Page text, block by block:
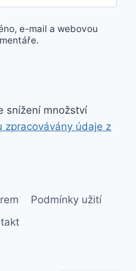
e-mail a webovou
snížení množství
zpracovávány údaje z
Podmínky užití